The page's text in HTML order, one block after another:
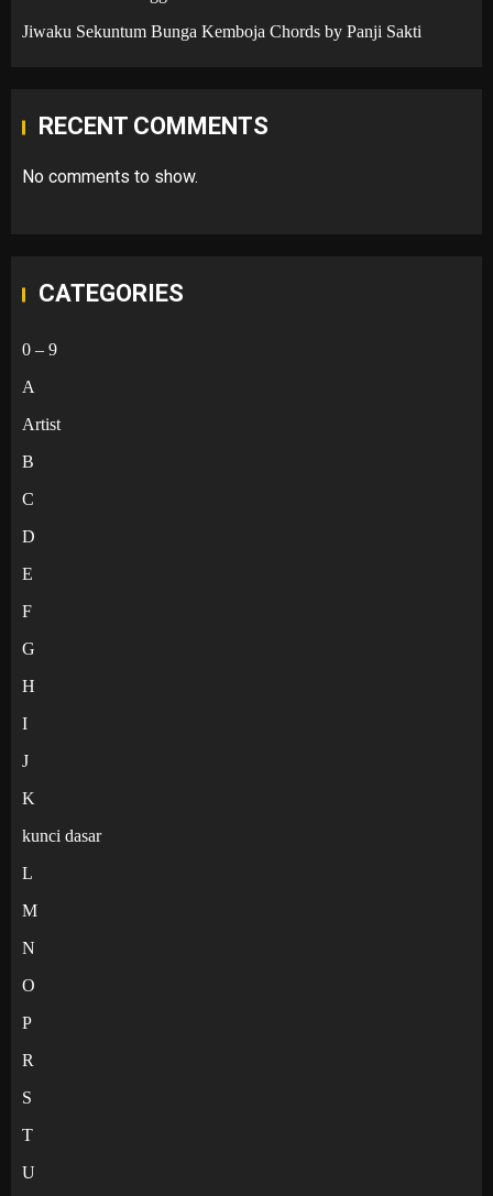
Jiwaku Sekuntum Bunga Kemboja Chords by Panji Sakti
RECENT COMMENTS
No comments to show.
CATEGORIES
0 – 9
A
Artist
B
C
D
E
F
G
H
I
J
K
kunci dasar
L
M
N
O
P
R
S
T
U